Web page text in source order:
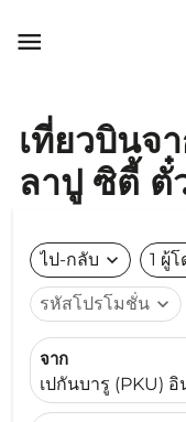

เที่ยวบินจ
ลาปู ซิตี้ ตั๋
ไป-กลับ expand_more 1 ผู้
รหัสโปรโมชั่น expand_more
จาก
เปกันบารู (PKU) อิ